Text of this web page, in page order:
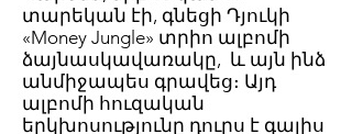
տարեկան էի, գնեցի Դյուկի
«Money Jungle» տրիո ալբոմի
ձայնասկավառակը, և այն ինձ
անմիջապես գրավեց։ Այդ
ալբոմի հուզական
երկխոսությունը դուրս է գալիս